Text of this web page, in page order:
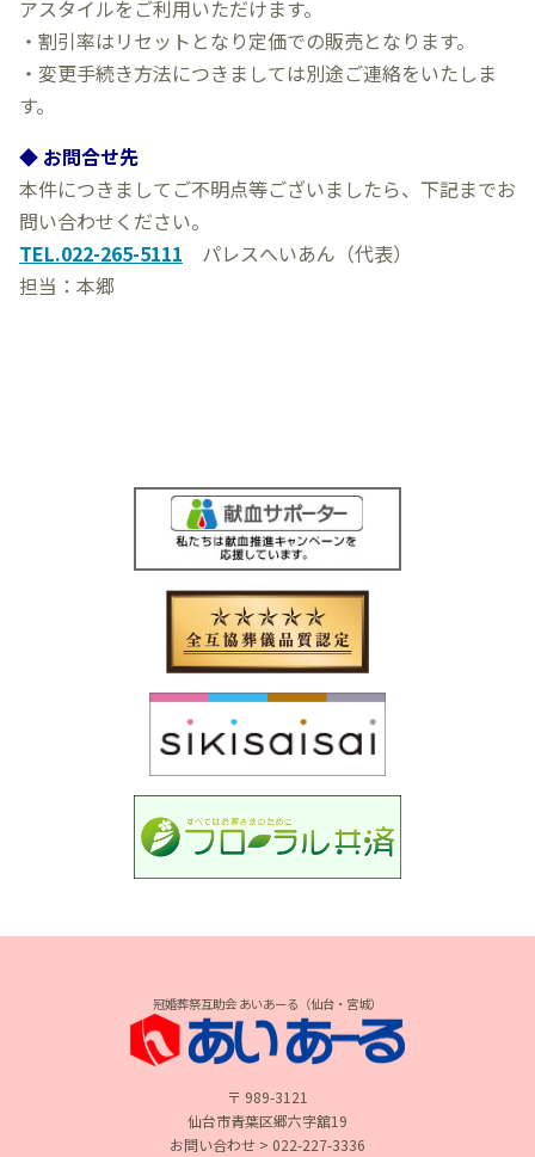
アスタイルをご利用いただけます。
・割引率はリセットとなり定価での販売となります。
・変更手続き方法につきましては別途ご連絡をいたしま
す。
◆ お問合せ先
本件につきましてご不明点等ございましたら、下記までお
問い合わせください。
TEL.022-265-5111 パレスへいあん（代表）
担当：本郷
冠婚葬祭互助会 あいあーる（仙台・宮城）
〒 989-3121
仙台市青葉区郷六字舘19
お問い合わせ > 022-227-3336